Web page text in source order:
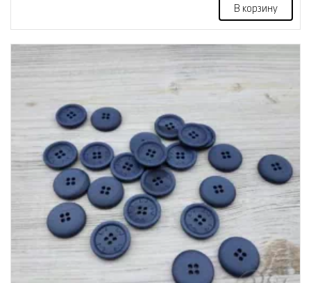
В корзину